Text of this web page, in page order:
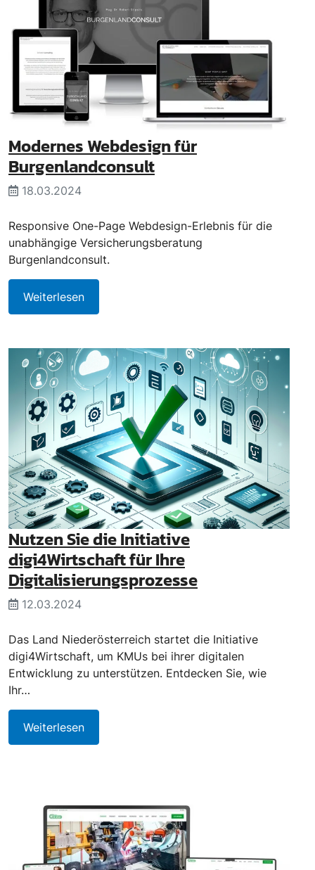
Modernes Webdesign für
Burgenlandconsult
18.03.2024
Responsive One-Page Webdesign-Erlebnis für die
unabhängige Versicherungsberatung
Burgenlandconsult.
Weiterlesen
Nutzen Sie die Initiative
digi4Wirtschaft für Ihre
Digitalisierungsprozesse
12.03.2024
Das Land Niederösterreich startet die Initiative
digi4Wirtschaft, um KMUs bei ihrer digitalen
Entwicklung zu unterstützen. Entdecken Sie, wie
Ihr…
Weiterlesen